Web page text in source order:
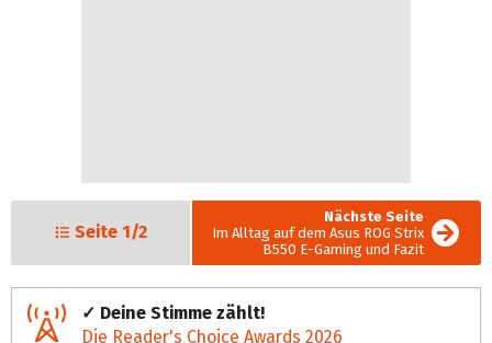
Seite 1/2
Nächste Seite
Im Alltag auf dem Asus ROG Strix
B550 E-Gaming und Fazit
✓ Deine Stimme zählt!
Die Reader's Choice Awards 2026